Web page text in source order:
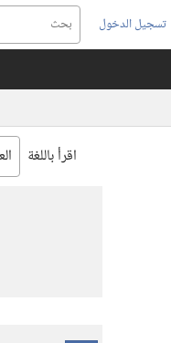
تسجيل الدخول
(يفتح
نافذة
اقرأ باللغة